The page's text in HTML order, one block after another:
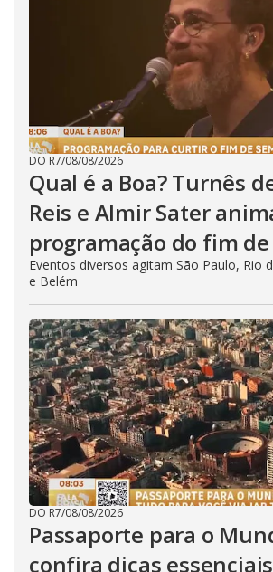
DO R7/08/08/2026
Qual é a Boa? Turnês
Reis e Almir Sater
programação do fim
Eventos diversos agitam São Paulo, Rio
e Belém
DO R7/08/08/2026
Passaporte para o
confira dicas